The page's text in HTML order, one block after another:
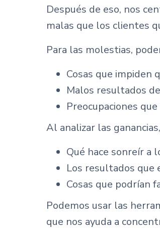
Después de eso, nos
malas que los clientes
Para las molestias,
Cosas que impiden
Malos resultados
Preocupaciones
Al analizar las
Qué hace sonreír a
Los resultados que
Cosas que podrían
Podemos usar las
que nos ayuda a